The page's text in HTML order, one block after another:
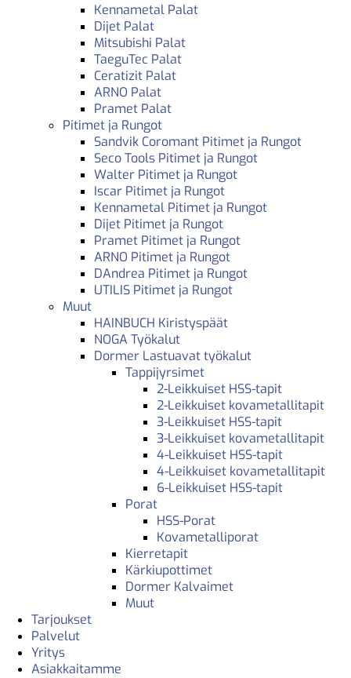
Kennametal Palat
Dijet Palat
Mitsubishi Palat
TaeguTec Palat
Ceratizit Palat
ARNO Palat
Pramet Palat
Pitimet ja Rungot
Sandvik Coromant Pitimet ja Rungot
Seco Tools Pitimet ja Rungot
Walter Pitimet ja Rungot
Iscar Pitimet ja Rungot
Kennametal Pitimet ja Rungot
Dijet Pitimet ja Rungot
Pramet Pitimet ja Rungot
ARNO Pitimet ja Rungot
DAndrea Pitimet ja Rungot
UTILIS Pitimet ja Rungot
Muut
HAINBUCH Kiristyspäät
NOGA Työkalut
Dormer Lastuavat työkalut
Tappijyrsimet
2-Leikkuiset HSS-tapit
2-Leikkuiset kovametallitapit
3-Leikkuiset HSS-tapit
3-Leikkuiset kovametallitapit
4-Leikkuiset HSS-tapit
4-Leikkuiset kovametallitapit
6-Leikkuiset HSS-tapit
Porat
HSS-Porat
Kovametalliporat
Kierretapit
Kärkiupottimet
Dormer Kalvaimet
Muut
Tarjoukset
Palvelut
Yritys
Asiakkaitamme